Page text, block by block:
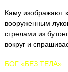
Каму изображают
вооруженным
стрелами из
вокруг и
БОГ «БЕЗ ТЕЛА».